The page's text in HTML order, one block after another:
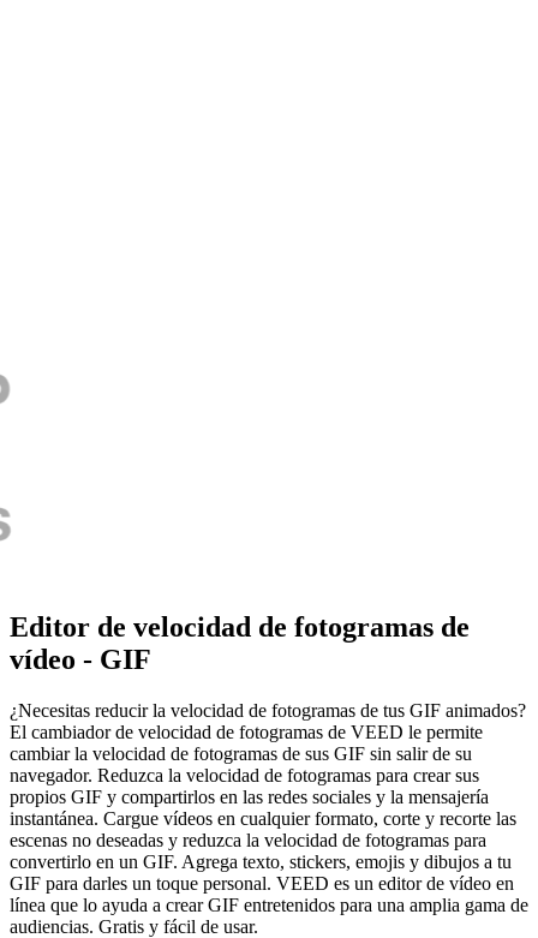
Editor de velocidad de fotogramas de
vídeo - GIF
¿Necesitas reducir la velocidad de fotogramas de tus GIF animados?
El cambiador de velocidad de fotogramas de VEED le permite
cambiar la velocidad de fotogramas de sus GIF sin salir de su
navegador. Reduzca la velocidad de fotogramas para crear sus
propios GIF y compartirlos en las redes sociales y la mensajería
instantánea. Cargue vídeos en cualquier formato, corte y recorte las
escenas no deseadas y reduzca la velocidad de fotogramas para
convertirlo en un GIF. Agrega texto, stickers, emojis y dibujos a tu
GIF para darles un toque personal. VEED es un editor de vídeo en
línea que lo ayuda a crear GIF entretenidos para una amplia gama de
audiencias. Gratis y fácil de usar.